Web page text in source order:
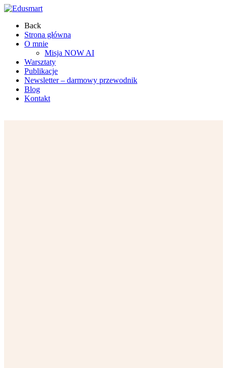
Back
Strona główna
O mnie
Misja NOW AI
Warsztaty
Publikacje
Newsletter – darmowy przewodnik
Blog
Kontakt